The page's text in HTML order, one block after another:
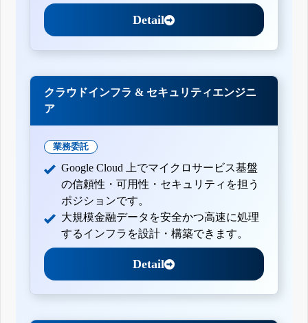
Detail
クラウドインフラ & セキュリティエンジニ
ア
業務委託
Google Cloud 上でマイクロサービス基盤
の信頼性・可用性・セキュリティを担う
ポジションです。
大規模金融データを安全かつ高速に処理
するインフラを設計・構築できます。
Detail